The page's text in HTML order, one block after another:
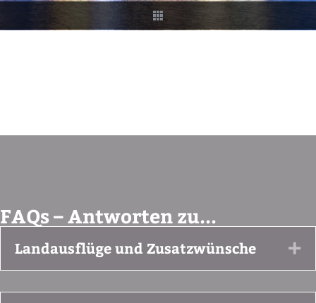
FAQs – Antworten zu...
Landausflüge und Zusatzwünsche